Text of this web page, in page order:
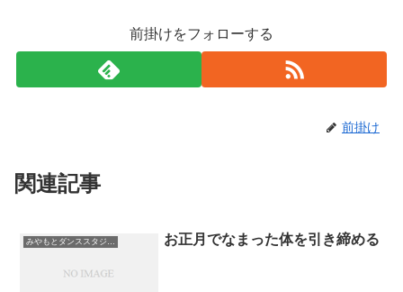
前掛けをフォローする
前掛け
関連記事
みやもとダンススタジオ札幌 お正月でなまった体を引き締める